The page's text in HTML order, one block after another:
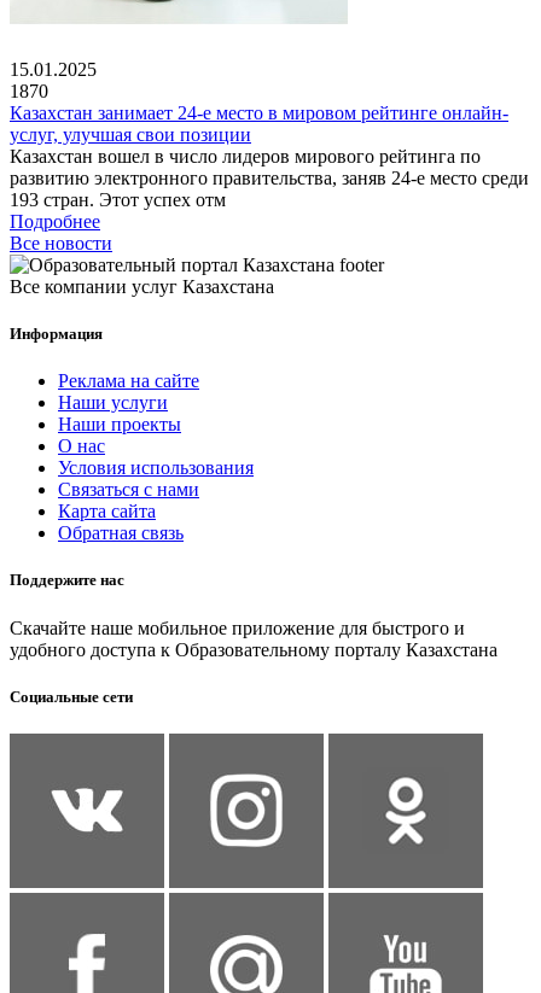
15.01.2025
1870
Казахстан занимает 24-е место в мировом рейтинге онлайн-
услуг, улучшая свои позиции
Казахстан вошел в число лидеров мирового рейтинга по
развитию электронного правительства, заняв 24-е место среди
193 стран. Этот успех отм
Подробнее
Все новости
Все компании услуг Казахстана
Информация
Реклама на сайте
Наши услуги
Наши проекты
О нас
Условия использования
Связаться с нами
Карта сайта
Обратная связь
Поддержите нас
Скачайте наше мобильное приложение для быстрого и
удобного доступа к Образовательному порталу Казахстана
Социальные сети